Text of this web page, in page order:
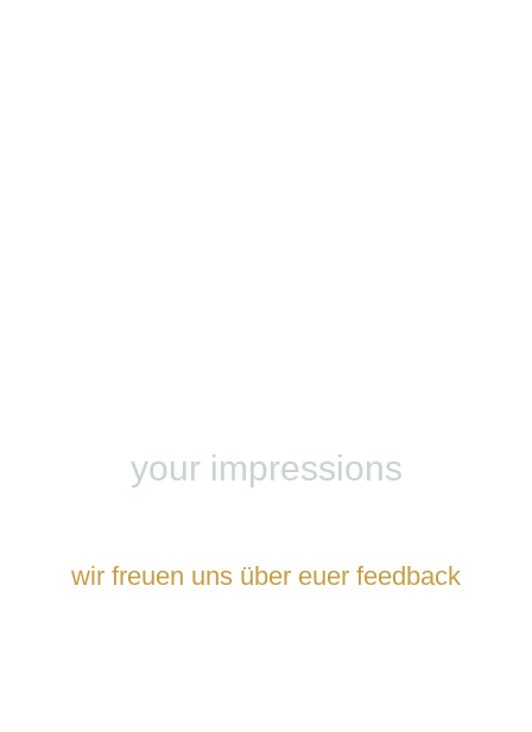
your impressions
wir freuen uns über euer feedback